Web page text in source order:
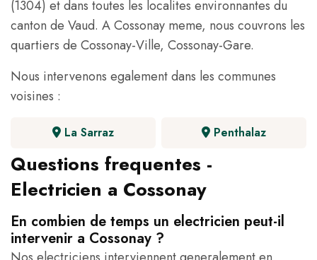
(1304) et dans toutes les localites environnantes du
canton de Vaud. A Cossonay meme, nous couvrons les
quartiers de Cossonay-Ville, Cossonay-Gare.
Nous intervenons egalement dans les communes
voisines :
La Sarraz Penthalaz
Questions frequentes -
Electricien a Cossonay
En combien de temps un electricien peut-il
intervenir a Cossonay ?